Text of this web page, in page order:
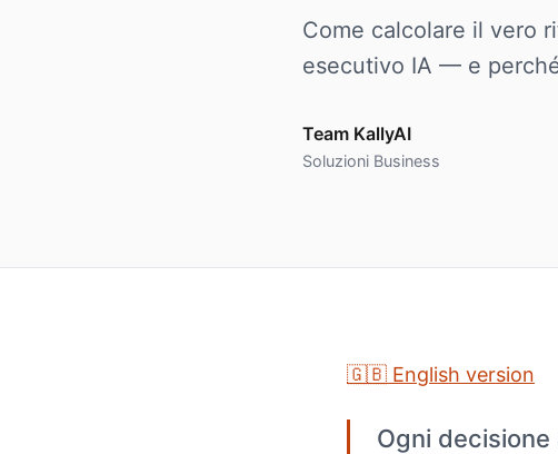
Come calcolare il vero
esecutivo IA — e
Team KallyAI
Soluzioni Business
🇬🇧 English version
Ogni decisione